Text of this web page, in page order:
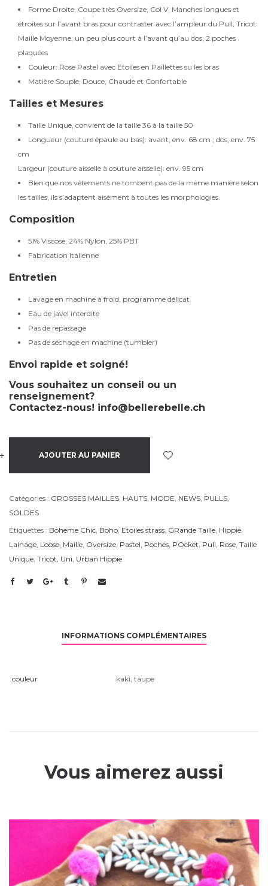
Forme Droite, Coupe très Oversize, Col V, Manches longues et
étroites sur l’avant bras pour contraster avec l’ampleur du Pull, Tricot
Maille Moyenne, un peu plus court à l’avant qu’au dos, 2 poches
plaquées
Couleur: Rose Pastel avec Etoiles en Paillettes su les bras
Matière Souple, Douce, Chaude et Confortable
Tailles et Mesures
Taille Unique, convient de la taille 36 à la taille 50
Longueur (couture épaule au bas): avant, env. 68 cm ; dos, env. 75
cm
Largeur (couture aisselle à couture aisselle): env. 95 cm
Bien que nos vêtements ne tombent pas de la même manière selon
les tailles, ils s’adaptent aisément à toutes les morphologies.
Composition
51% Viscose, 24% Nylon, 25% PBT
Fabrication Italienne
Entretien
Lavage en machine à froid, programme délicat
Eau de javel interdite
Pas de repassage
Pas de séchage en machine (tumbler)
Envoi rapide et soigné!
Vous souhaitez un conseil ou un
renseignement?
Contactez-nous! info@bellerebelle.ch
+ AJOUTER AU PANIER
Catégories : GROSSES MAILLES HAUTS MODE NEWS PULLS
SOLDES
Étiquettes : Boheme Chic Boho Etoiles strass GRande Taille Hippie
Lainage Loose Maille Oversize Pastel Poches POcket Pull Rose Taille
Unique Tricot Uni Urban Hippie
INFORMATIONS COMPLÉMENTAIRES
couleur kaki taupe
Vous aimerez aussi